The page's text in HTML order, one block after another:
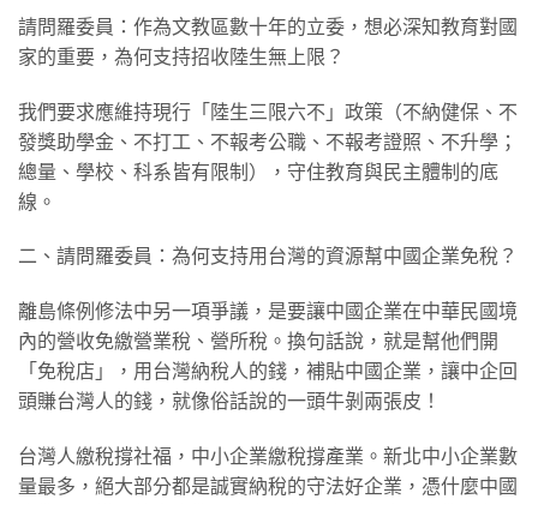
​請問羅委員：作為文教區數十年的立委，想必深知教育對國
家的重要，為何支持招收陸生無上限？
​我們要求應維持現行「陸生三限六不」政策（不納健保、不
發獎助學金、不打工、不報考公職、不報考證照、不升學；
總量、學校、科系皆有限制），守住教育與民主體制的底
線。
​二、請問羅委員：為何支持用台灣的資源幫中國企業免稅？
​離島條例修法中另一項爭議，是要讓中國企業在中華民國境
內的營收免繳營業稅、營所稅。換句話說，就是幫他們開
「免稅店」，用台灣納稅人的錢，補貼中國企業，讓中企回
頭賺台灣人的錢，就像俗話說的一頭牛剝兩張皮！
​台灣人繳稅撐社福，中小企業繳稅撐產業。新北中小企業數
量最多，絕大部分都是誠實納稅的守法好企業，憑什麼中國